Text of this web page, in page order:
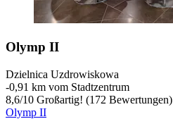
Olymp II
Dzielnica Uzdrowiskowa
‐0,91 km vom Stadtzentrum
8,6/10 Großartig! (172 Bewertungen)
Olymp II